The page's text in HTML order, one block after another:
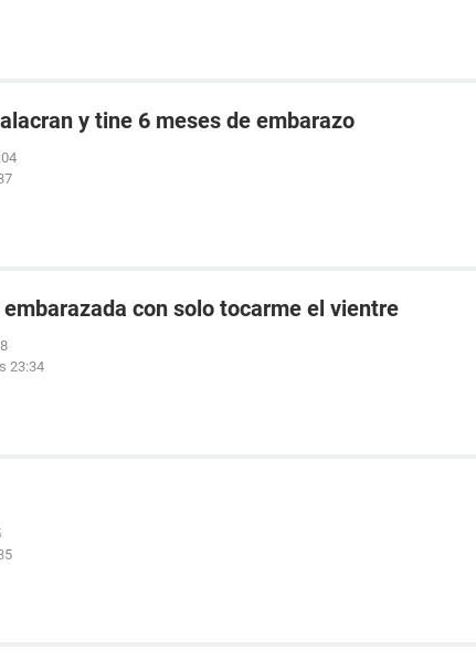
y tine 6 meses de embarazo
con solo tocarme el vientre
23:34